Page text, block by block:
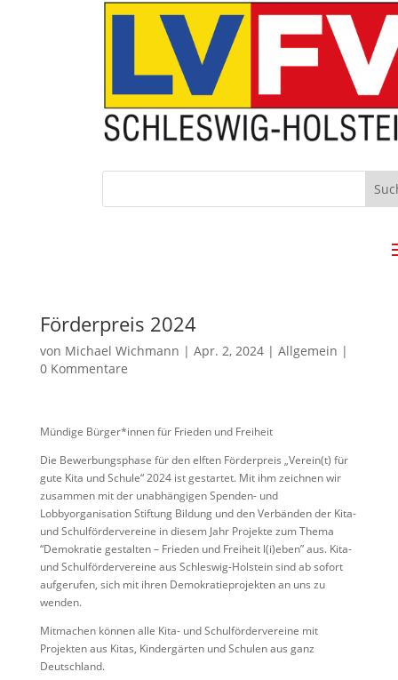
Förderpreis 2024
von Michael Wichmann | Apr. 2, 2024| Allgemein |
0 Kommentare
Mündige Bürger*innen für Frieden und Freiheit
Die Bewerbungsphase für den elften Förderpreis „Verein(t) für
gute Kita und Schule“ 2024 ist gestartet. Mit ihm zeichnen wir
zusammen mit der unabhängigen Spenden- und
Lobbyorganisation Stiftung Bildung und den Verbänden der Kita-
und Schulfördervereine in diesem Jahr Projekte zum Thema
“Demokratie gestalten – Frieden und Freiheit l(i)eben” aus. Kita-
und Schulfördervereine aus Schleswig-Holstein sind ab sofort
aufgerufen, sich mit ihren Demokratieprojekten an uns zu
wenden.
Mitmachen können alle Kita- und Schulfördervereine mit
Projekten aus Kitas, Kindergärten und Schulen aus ganz
Deutschland.